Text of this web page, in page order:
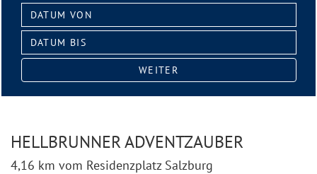
Datum
von:
Datum
bis:
WEITER
HELLBRUNNER ADVENTZAUBER
4,16 km vom Residenzplatz Salzburg